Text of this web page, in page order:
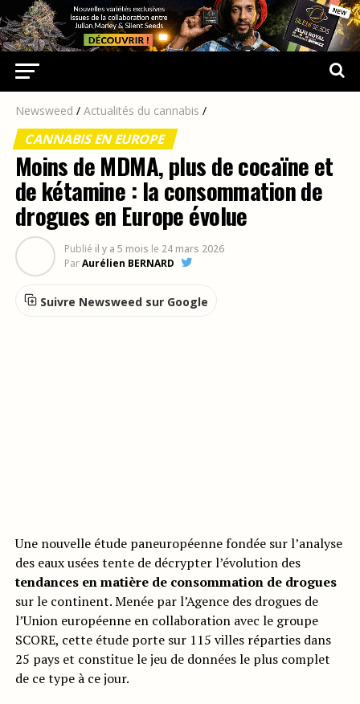
Newsweed / Actualités du cannabis /
CANNABIS EN EUROPE
Moins de MDMA, plus de cocaïne et
de kétamine : la consommation de
drogues en Europe évolue
Publié il y a 5 mois le 24 mars 2026
ParAurélien BERNARD
Suivre Newsweed sur Google
Une nouvelle étude paneuropéenne fondée sur l’analyse
des eaux usées tente de décrypter l’évolution des
tendances en matière de consommation de drogues
sur le continent. Menée par l’Agence des drogues de
l’Union européenne en collaboration avec le groupe
SCORE, cette étude porte sur 115 villes réparties dans
25 pays et constitue le jeu de données le plus complet
de ce type à ce jour.